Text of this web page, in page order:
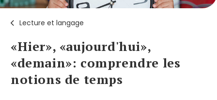
Lecture et langage
«Hier», «aujourd'hui»,
«demain»: comprendre les
notions de temps